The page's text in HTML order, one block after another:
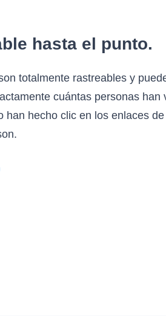
hasta el punto.
totalmente rastreables y
cuántas personas han
han hecho clic en los enlaces